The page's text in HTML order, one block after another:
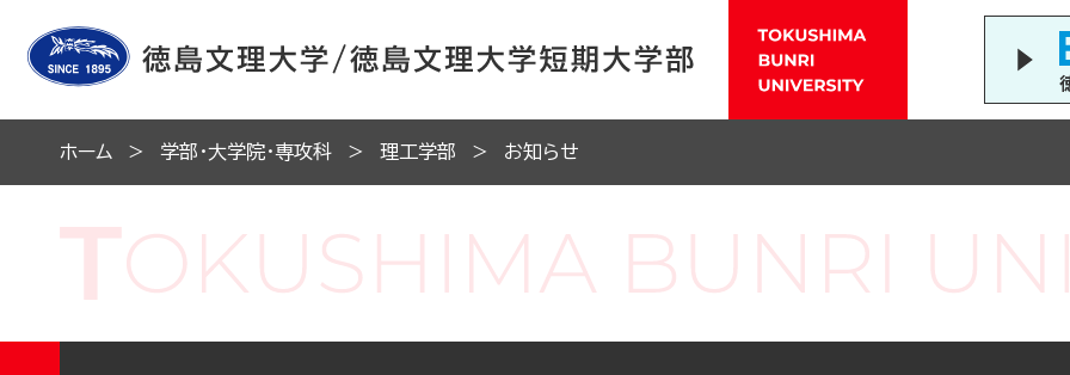
ホーム 学部・大学院・専攻科 理工学部 お知らせ